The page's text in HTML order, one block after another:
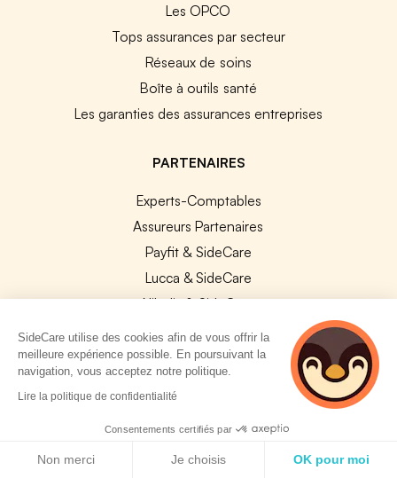
Les OPCO
Tops assurances par secteur
Réseaux de soins
Boîte à outils santé
Les garanties des assurances entreprises
PARTENAIRES
Experts-Comptables
Assureurs Partenaires
Payfit & SideCare
Lucca & SideCare
Nibelis & SideCare
Livi & SideCare
Lianeli & SideCare
API & INTEGRATIONS
API SideCare
SideCare utilise des cookies afin de vous offrir la
meilleure expérience possible. En poursuivant la
navigation, vous acceptez notre politique.
Lire la politique de confidentialité
Consentements certifiés par
Non merci Je choisis OK pour moi
2 personnes
consultent
actuellement cette